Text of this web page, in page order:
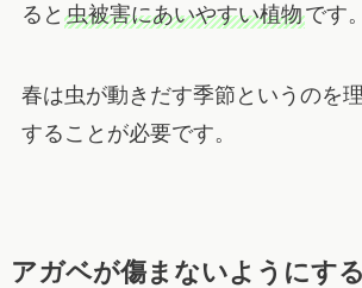
ると 虫被害にあいやすい植物です。
春は虫が動きだす季節というのを
することが必要です。
アガベが傷まないようにす